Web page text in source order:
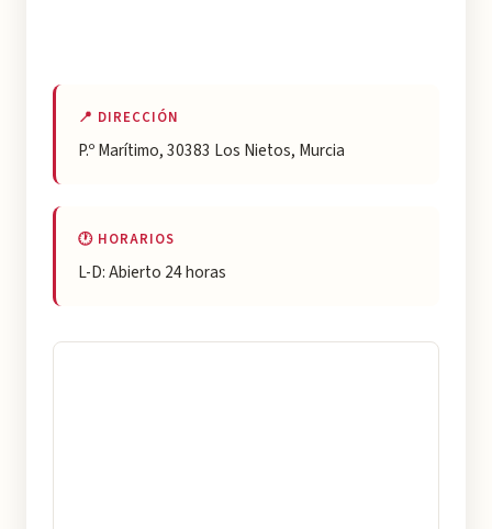
📍 DIRECCIÓN
P.º Marítimo, 30383 Los Nietos, Murcia
🕐 HORARIOS
L-D: Abierto 24 horas